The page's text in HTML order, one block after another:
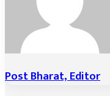
Post Bharat, Editor